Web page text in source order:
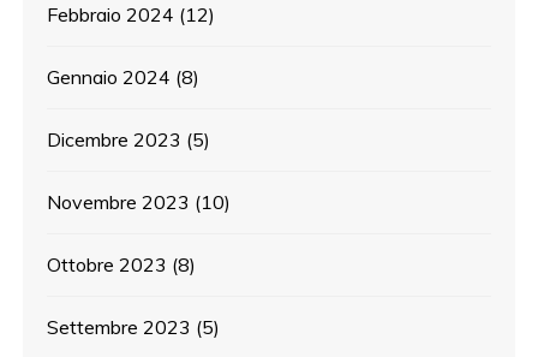
Febbraio 2024 (12)
Gennaio 2024 (8)
Dicembre 2023 (5)
Novembre 2023 (10)
Ottobre 2023 (8)
Settembre 2023 (5)